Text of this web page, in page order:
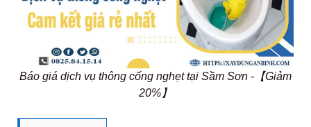
Báo giá dịch vụ thông cống nghẹt tại Sầm Sơn -【Giảm
20%】